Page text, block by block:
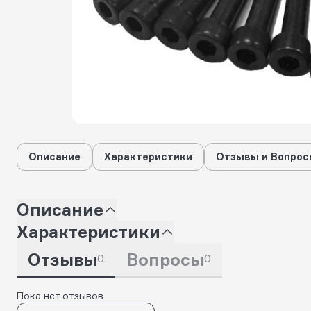
Описание Характеристики Отзывы и
Описание
Характеристики
Отзывы0 Вопросы0
Пока нет отзывов